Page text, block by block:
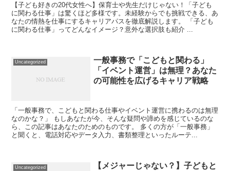
【子ども好きの20代女性へ】保育士や先生だけじゃない！「子ども
に関わる仕事」は驚くほど多様です。未経験からでも挑戦できる、あ
なたの情熱を仕事にするキャリアパスを徹底解説します。 「子ども
に関わる仕事」ってどんなイメージ？意外な選択肢も紹介 ...
Uncategorized
一般事務で「こどもと関わる」
「イベント運営」は無理？あなた
の可能性を広げるキャリア戦略
「一般事務で、こどもと関わる仕事やイベント運営に携わるのは無理
なのかな？」 もしあなたが今、そんな疑問や諦めを感じているのな
ら、この記事はあなたのためのものです。 多くの方が「一般事務」
と聞くと、電話対応やデータ入力、書類整理といったルーテ...
Uncategorized
【メジャーじゃない？】子どもと